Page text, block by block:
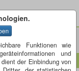
Funktionen wie
und
der Einbindung von